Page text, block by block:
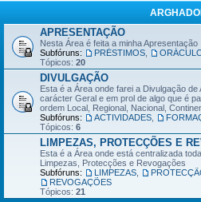
APRESENTAÇÃO
Nesta Área é feita a minha Apresentação
Subfóruns:
PRÉSTIMOS
Tópicos: 20
DIVULGAÇÃO
Esta é a Área onde farei a Divulgação
carácter Geral e em prol de algo que é
ordem Local, Regional, Nacional,
Subfóruns:
ACTIVIDADES
Tópicos: 6
LIMPEZAS, PROTECÇÕES E
Esta é a Área onde está centralizada
Limpezas, Protecções e Revogações
Subfóruns:
LIMPEZAS
REVOGAÇÕES
Tópicos: 21